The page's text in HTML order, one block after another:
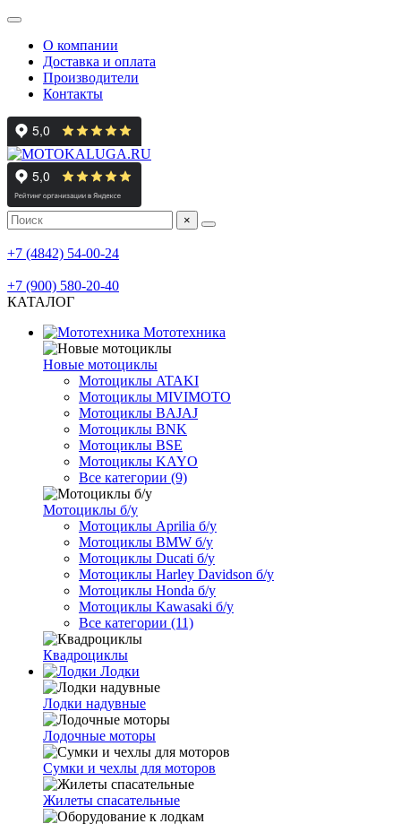
О компании
Доставка и оплата
Производители
Контакты
×
+7 (4842) 54-00-24
+7 (900) 580-20-40
КАТАЛОГ
Мототехника
Новые мотоциклы
Мотоциклы ATAKI
Мотоциклы MIVIMOTO
Мотоциклы BAJAJ
Мотоциклы BNK
Мотоциклы BSE
Мотоциклы KAYO
Все категории (9)
Мотоциклы б/у
Мотоциклы Aprilia б/у
Мотоциклы BMW б/у
Мотоциклы Ducati б/у
Мотоциклы Harley Davidson б/у
Мотоциклы Honda б/у
Мотоциклы Kawasaki б/у
Все категории (11)
Квадроциклы
Лодки
Лодки надувные
Лодочные моторы
Сумки и чехлы для моторов
Жилеты спасательные